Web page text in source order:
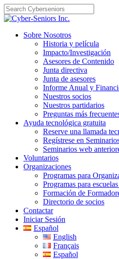
Skip
to
content
Sobre Nosotros
Historia y película
Impacto/Investigación
Asesores de Contenido
Junta directiva
Junta de asesores
Informe Anual y
Nuestros socios
Nuestros partidarios
Preguntas más
Ayuda tecnológica gratuita
Reserve una llamada
Regístrese en
Seminarios web
Voluntarios
Organizaciones
Programas para
Programas para
Formación de
Directorio de socios
Contactar
Iniciar Sesión
Español
English
Français
Español